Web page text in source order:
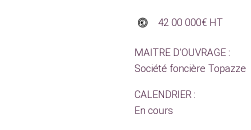
42 00 000€ HT
MAITRE D’OUVRAGE :
Société foncière Topazze
CALENDRIER :
En cours